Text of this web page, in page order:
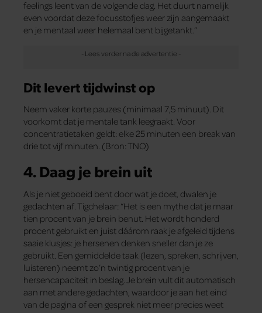
feelings leent van de volgende dag. Het duurt namelijk
even voordat deze focusstofjes weer zijn aangemaakt
en je mentaal weer helemaal bent bijgetankt.”
Dit levert tijdwinst op
Neem vaker korte pauzes (minimaal 7,5 minuut). Dit
voorkomt dat je mentale tank leegraakt. Voor
concentratietaken geldt: elke 25 minuten een break van
drie tot vijf minuten. (Bron: TNO)
4. Daag je brein uit
Als je niet geboeid bent door wat je doet, dwalen je
gedachten af. Tigchelaar: “Het is een mythe dat je maar
tien procent van je brein benut. Het wordt honderd
procent gebruikt en juist dáárom raak je afgeleid tijdens
saaie klusjes: je hersenen denken sneller dan je ze
gebruikt. Een gemiddelde taak (lezen, spreken, schrijven,
luisteren) neemt zo’n twintig procent van je
hersencapaciteit in beslag. Je brein vult dit automatisch
aan met andere gedachten, waardoor je aan het eind
van de pagina of een gesprek niet meer precies weet